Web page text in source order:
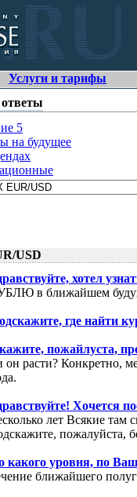
Услуги и тарифы
5
на будущее
USD
хотел
в ближайшем
где найти
пожайлуста,
он расти? Конкретно,
Хочется
лет Всякие там
пожалуйста,
какого уровня, по
ближайшего